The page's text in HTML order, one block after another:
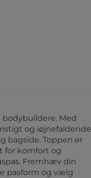
Med
og iøjnefaldende
bagside. Toppen er
for komfort og
Fremhæv din
pasform og vælg